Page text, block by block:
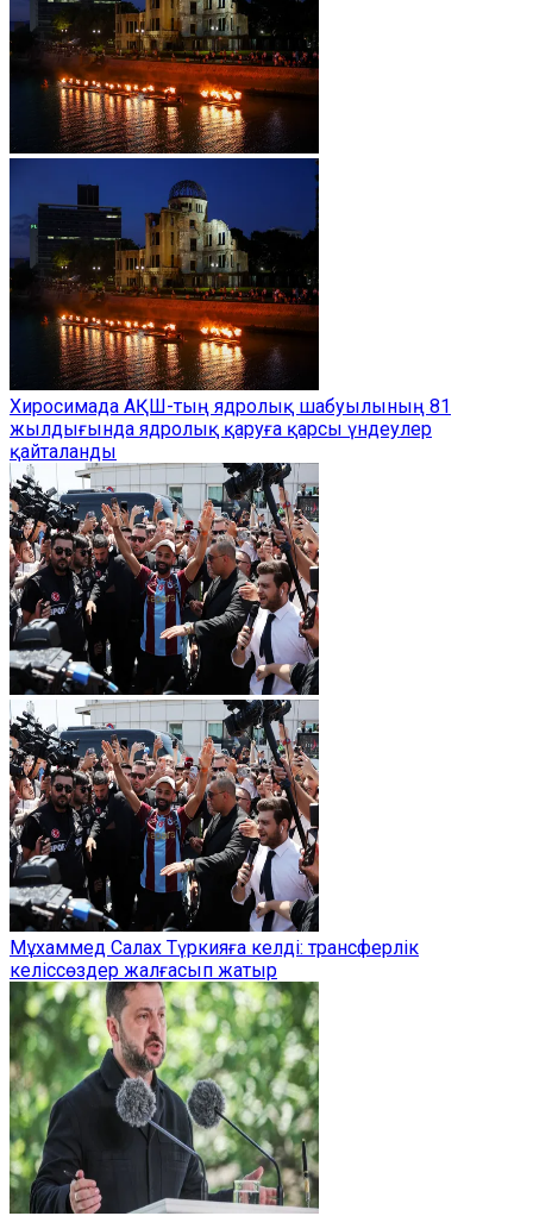
Хиросимада АҚШ-тың ядролық шабуылының 81
жылдығында ядролық қаруға қарсы үндеулер
қайталанды
Мұхаммед Салах Түркияға келді: трансферлік
келіссөздер жалғасып жатыр